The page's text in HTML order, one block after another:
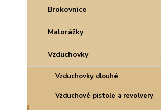
Brokovnice
Malorážky
Vzduchovky
Vzduchovky dlouhé
Vzduchové pistole a revolvery